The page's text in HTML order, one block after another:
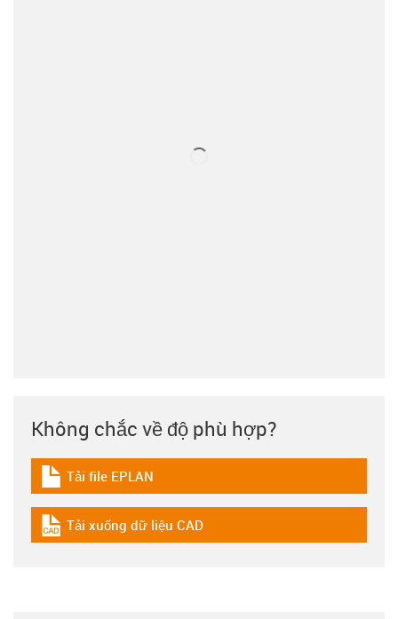
Không chắc về độ phù hợp?
igus-icon-download-plan
Tải file EPLAN
igus-icon-cad-dateien
Tải xuống dữ liệu CAD